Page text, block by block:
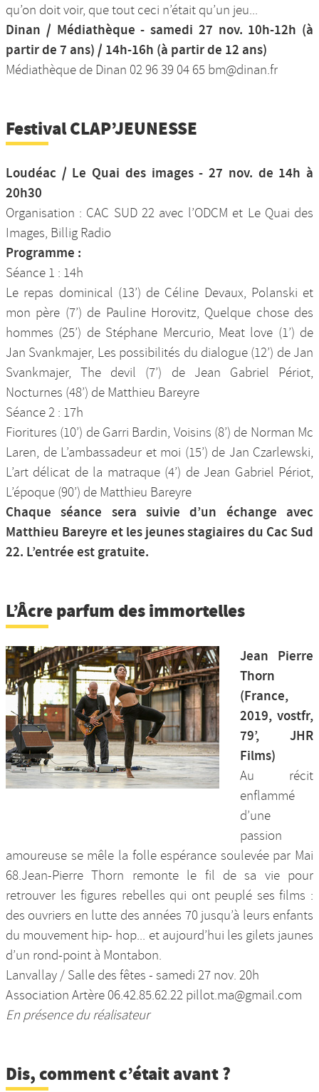
qu’on doit voir, que tout ceci n’était qu’un jeu...
Dinan / Médiathèque - samedi 27 nov. 10h-12h (à
partir de 7 ans) / 14h-16h (à partir de 12 ans)
Médiathèque de Dinan 02 96 39 04 65 bm@dinan.fr
Festival CLAP’JEUNESSE
Loudéac / Le Quai des images - 27 nov. de 14h à
20h30
Organisation : CAC SUD 22 avec l’ODCM et Le Quai des
Images, Billig Radio
Programme :
Séance 1 : 14h
Le repas dominical (13’) de Céline Devaux, Polanski et
mon père (7’) de Pauline Horovitz, Quelque chose des
hommes (25’) de Stéphane Mercurio, Meat love (1’) de
Jan Svankmajer, Les possibilités du dialogue (12’) de Jan
Svankmajer, The devil (7’) de Jean Gabriel Périot,
Nocturnes (48’) de Matthieu Bareyre
Séance 2 : 17h
Fioritures (10’) de Garri Bardin, Voisins (8’) de Norman Mc
Laren, de L’ambassadeur et moi (15’) de Jan Czarlewski,
L’art délicat de la matraque (4’) de Jean Gabriel Périot,
L’époque (90’) de Matthieu Bareyre
Chaque séance sera suivie d’un échange avec
Matthieu Bareyre et les jeunes stagiaires du Cac Sud
22. L’entrée est gratuite.
L’Âcre parfum des immortelles
Jean Pierre
Thorn
(France,
2019, vostfr,
79’, JHR
Films)
Au récit
enflammé
d’une
passion
amoureuse se mêle la folle espérance soulevée par Mai
68.Jean-Pierre Thorn remonte le fil de sa vie pour
retrouver les figures rebelles qui ont peuplé ses films :
des ouvriers en lutte des années 70 jusqu’à leurs enfants
du mouvement hip- hop... et aujourd’hui les gilets jaunes
d’un rond-point à Montabon.
Lanvallay / Salle des fêtes - samedi 27 nov. 20h
Association Artère 06.42.85.62.22 pillot.ma@gmail.com
En présence du réalisateur
Dis, comment c’était avant ?